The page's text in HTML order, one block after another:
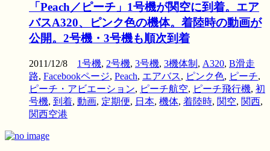
「Peach／ピーチ」1号機が関空に到着。エア
バスA320、ピンク色の機体。着陸時の動画が
公開。2号機・3号機も順次到着
2011/12/8 1号機, 2号機, 3号機, 3機体制 , A320, B滑走
路, Facebookページ, Peach, エアバス, ピンク色, ピーチ,
ピーチ・アビエーション, ピーチ航空, ピーチ飛行機, 初
号機, 到着, 動画, 定期便, 日本, 機体, 着陸時, 関空, 関西,
関西空港